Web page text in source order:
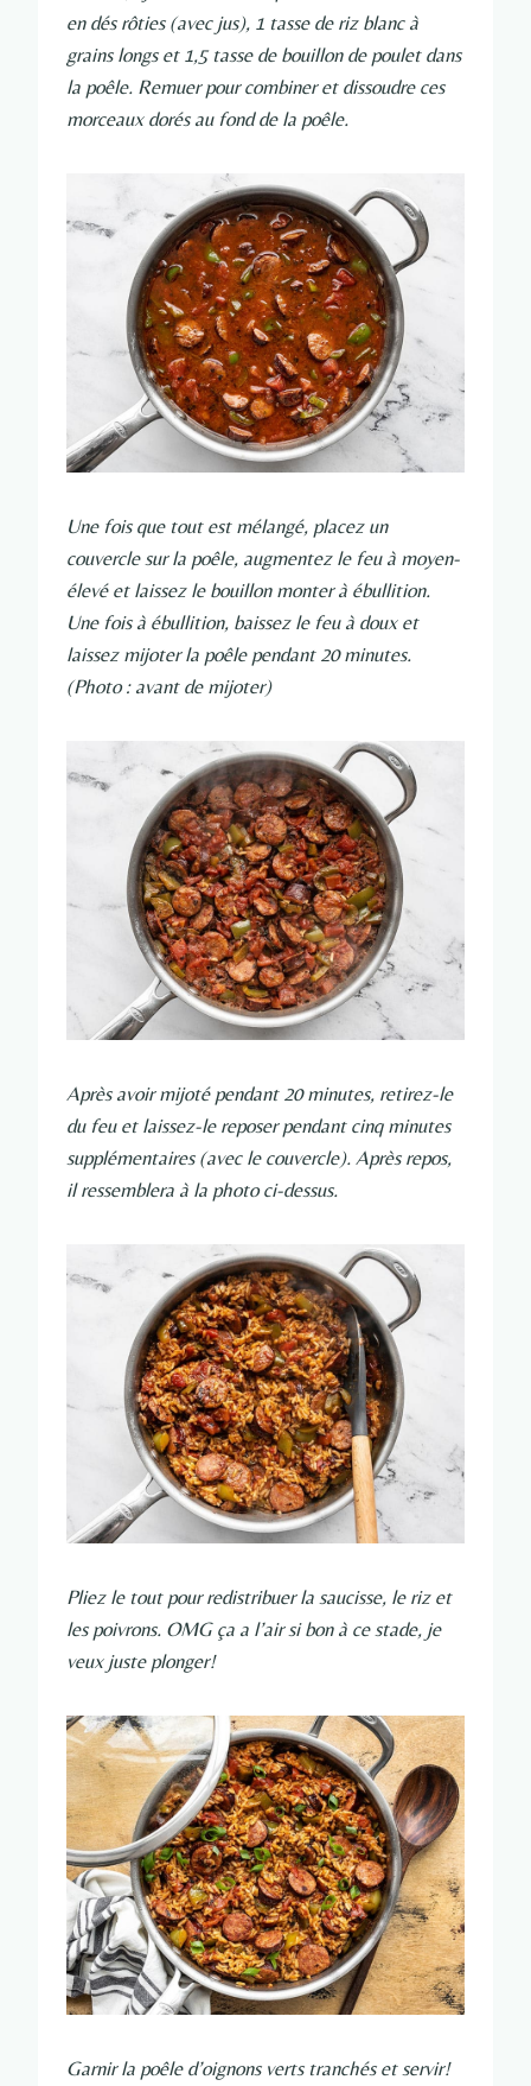
en dés rôties (avec jus), 1 tasse de riz blanc à
grains longs et 1,5 tasse de bouillon de poulet dans
la poêle. Remuer pour combiner et dissoudre ces
morceaux dorés au fond de la poêle.
Une fois que tout est mélangé, placez un
couvercle sur la poêle, augmentez le feu à moyen-
élevé et laissez le bouillon monter à ébullition.
Une fois à ébullition, baissez le feu à doux et
laissez mijoter la poêle pendant 20 minutes.
(Photo : avant de mijoter)
Après avoir mijoté pendant 20 minutes, retirez-le
du feu et laissez-le reposer pendant cinq minutes
supplémentaires (avec le couvercle). Après repos,
il ressemblera à la photo ci-dessus.
Pliez le tout pour redistribuer la saucisse, le riz et
les poivrons. OMG ça a l’air si bon à ce stade, je
veux juste plonger!
Garnir la poêle d’oignons verts tranchés et servir!